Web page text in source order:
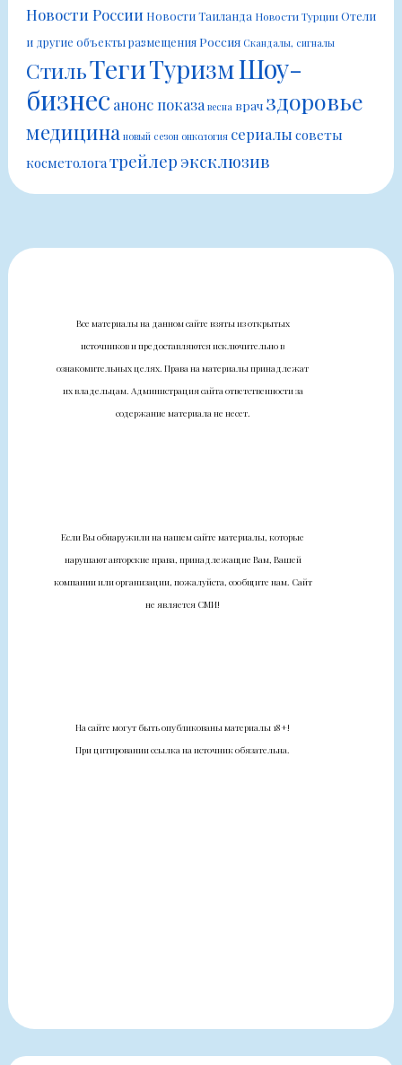
Новости России Новости Таиланда Новости ТурцииОтели
и другие объекты размещенияРоссия Скандалы, сигналы
СтильТегиТуризмШоу-
бизнес анонс показа весна врач здоровье
медицина новый сезон онкология сериалы советы
косметологатрейлер эксклюзив
Все материалы на данном сайте взяты из открытых
источников и предоставляются исключительно в
ознакомительных целях. Права на материалы принадлежат
их владельцам. Администрация сайта ответственности за
содержание материала не несет.
Если Вы обнаружили на нашем сайте материалы, которые
нарушают авторские права, принадлежащие Вам, Вашей
компании или организации, пожалуйста, сообщите нам. Сайт
не является СМИ!
На сайте могут быть опубликованы материалы 18+!
При цитировании ссылка на источник обязательна.